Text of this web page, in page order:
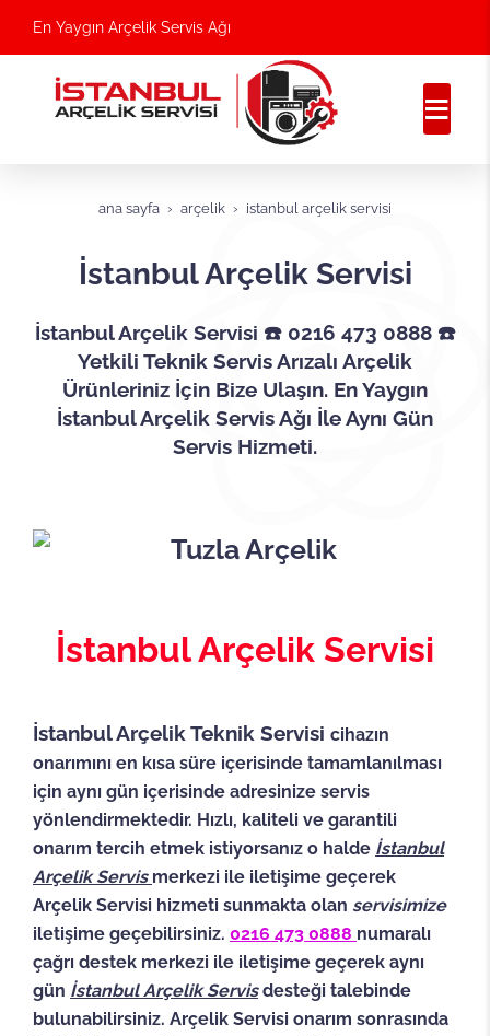
En Yaygın Arçelik Servis Ağı
ana sayfa arçelik i̇stanbul arçelik servisi
İstanbul Arçelik Servisi
İstanbul Arçelik Servisi ☎️ 0216 473 0888 ☎️
Yetkili Teknik Servis Arızalı Arçelik
Ürünleriniz İçin Bize Ulaşın. En Yaygın
İstanbul Arçelik Servis Ağı İle Aynı Gün
Servis Hizmeti.
İstanbul Arçelik Servisi
İstanbul Arçelik Teknik Servisi cihazın
onarımını en kısa süre içerisinde tamamlanılması
için aynı gün içerisinde adresinize servis
yönlendirmektedir. Hızlı, kaliteli ve garantili
onarım tercih etmek istiyorsanız o halde İstanbul
Arçelik Servis merkezi ile iletişime geçerek
Arçelik Servisi hizmeti sunmakta olan servisimize
iletişime geçebilirsiniz. 0216 473 0888 numaralı
çağrı destek merkezi ile iletişime geçerek aynı
gün İstanbulArçelik Servisdesteği talebinde
bulunabilirsiniz. Arçelik Servisi onarım sonrasında